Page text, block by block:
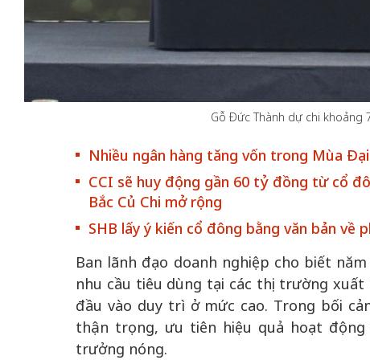
Gỗ Đức Thành dự chi
Nhiều ngân hàng tăng vốn trong Mùa
CCI sẽ huy động gần 60 tỷ đồng từ cổ
Bắc Củ Chi mở rộng
SHB lấy ý kiến cổ đông bằng văn bản về
Ban lãnh đạo doanh nghiệp cho biết
nhu cầu tiêu dùng tại các thị trường
đầu vào duy trì ở mức cao. Trong bối
thận trọng, ưu tiên hiệu quả hoạt
trưởng nóng.
Hà Nội vững bước vào
không gian phát triển
mới - Kỳ 5: Thủ đô qua
50 năm Việt
nguồn nội lực
định hình vị thế
tạo | Kỳ 4: Sáng
làm nên diện mạo